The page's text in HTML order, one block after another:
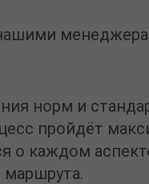
норм и
пройдёт
о каждом